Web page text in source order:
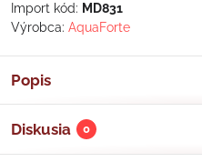
Import kód: MD831
Výrobca: AquaForte
Popis
Diskusia 0